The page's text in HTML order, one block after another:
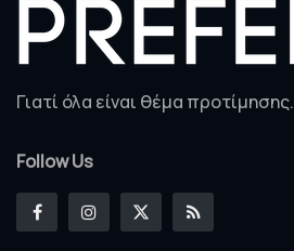
Γιατί όλα είναι θέμα προτίμησης.
Follow Us